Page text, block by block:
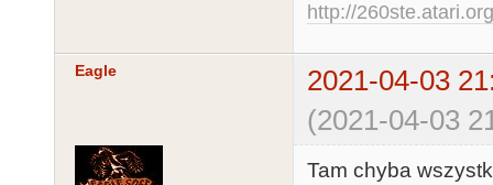
http://260ste.atari.org
Eagle
2021-04-03
(2021-04-03
Tam chyba